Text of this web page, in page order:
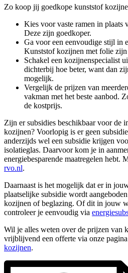
Zo koop jij goedkope kunststof
Kies voor vaste ramen in plaats
Deze zijn goedkoper.
Ga voor een eenvoudige stijl in
Kunststof kozijnen met folie zijn
Schakel een kozijnenspecialist
dichterbij hoe beter, want dan
mogelijk.
Vergelijk de prijzen van
vakman met het beste aanbod.
de kostprijs.
Zijn er subsidies beschikbaar voor de
kozijnen? Voorlopig is er geen
anderzijds wel een subsidie krijgen
isolatieglas. Daarvoor kom je in
energiebesparende maatregelen hebt.
rvo.nl.
Daarnaast is het mogelijk dat er in
plaatselijke subsidie wordt
kozijnen of beglazing. Of dit in jouw
controleer je eenvoudig via
Wil je alles weten over de prijzen van
vrijblijvend een offerte via onze
kozijnen.